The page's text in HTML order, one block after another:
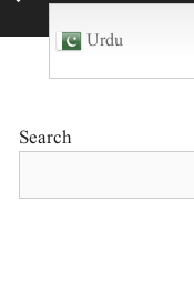
Urdu
Search